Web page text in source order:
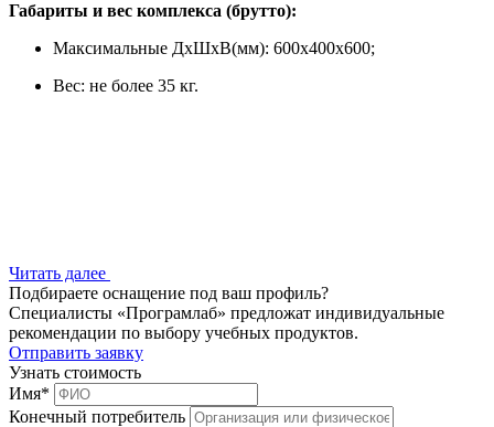
Габариты и вес комплекса (брутто):
Максимальные ДхШхВ(мм): 600x400x600;
Вес: не более 35 кг.
Читать далее
Подбираете оснащение под ваш профиль?
Специалисты «Програмлаб» предложат индивидуальные
рекомендации по выбору учебных продуктов.
Отправить заявку
Узнать стоимость
Имя*
Конечный потребитель